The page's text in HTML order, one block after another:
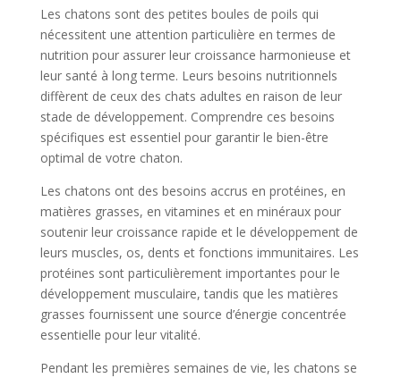
Les chatons sont des petites boules de poils qui
nécessitent une attention particulière en termes de
nutrition pour assurer leur croissance harmonieuse et
leur santé à long terme. Leurs besoins nutritionnels
diffèrent de ceux des chats adultes en raison de leur
stade de développement. Comprendre ces besoins
spécifiques est essentiel pour garantir le bien-être
optimal de votre chaton.
Les chatons ont des besoins accrus en protéines, en
matières grasses, en vitamines et en minéraux pour
soutenir leur croissance rapide et le développement de
leurs muscles, os, dents et fonctions immunitaires. Les
protéines sont particulièrement importantes pour le
développement musculaire, tandis que les matières
grasses fournissent une source d’énergie concentrée
essentielle pour leur vitalité.
Pendant les premières semaines de vie, les chatons se